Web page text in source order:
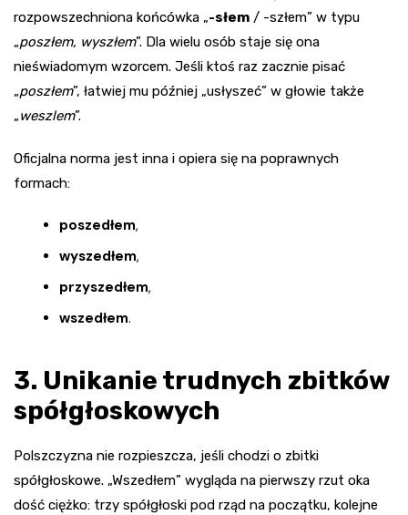
rozpowszechniona końcówka „-słem / -szłem” w typu
„poszłem, wyszłem”. Dla wielu osób staje się ona
nieświadomym wzorcem. Jeśli ktoś raz zacznie pisać
„poszłem”, łatwiej mu później „usłyszeć” w głowie także
„weszlem”.
Oficjalna norma jest inna i opiera się na poprawnych
formach:
poszedłem,
wyszedłem,
przyszedłem,
wszedłem.
3. Unikanie trudnych zbitków
spółgłoskowych
Polszczyzna nie rozpieszcza, jeśli chodzi o zbitki
spółgłoskowe. „Wszedłem” wygląda na pierwszy rzut oka
dość ciężko: trzy spółgłoski pod rząd na początku, kolejne